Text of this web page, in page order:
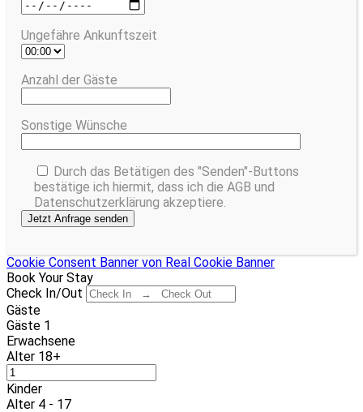
Ungefähre Ankunftszeit
Anzahl der Gäste
Sonstige Wünsche
Durch das Betätigen des "Senden"-Buttons
bestätige ich hiermit, dass ich die AGB und
Datenschutzerklärung akzeptiere.
Cookie Consent Banner von Real Cookie Banner
Book Your Stay
Check In/Out
Gäste
Gäste 1
Erwachsene
Alter 18+
Kinder
Alter 4 - 17